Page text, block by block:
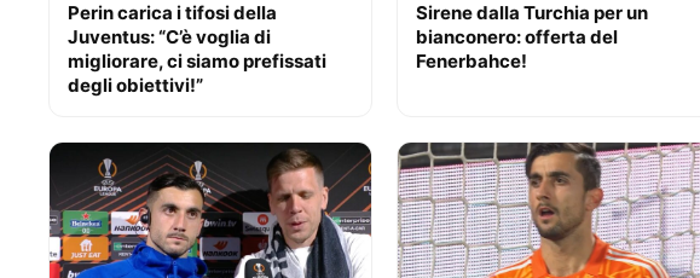
Perin carica i tifosi della
Juventus: “C’è voglia di
migliorare, ci siamo prefissati
degli obiettivi!”
Sirene dalla Turchia per un
bianconero: offerta del
Fenerbahce!